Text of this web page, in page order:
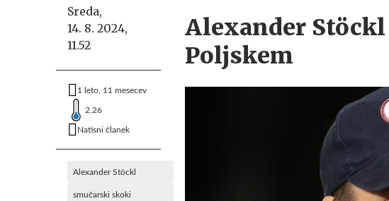
Sreda,
14. 8. 2024,
11.52
1 leto, 11 mesecev
2,26
Natisni članek
Alexander Stöckl
smučarski skoki
Alexander
Poljskem